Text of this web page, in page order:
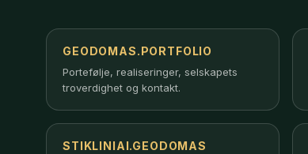
GEODOMAS.PORTFOLIO
Portefølje, realiseringer, selskapets
troverdighet og kontakt.
STIKLINIAI.GEODOMAS